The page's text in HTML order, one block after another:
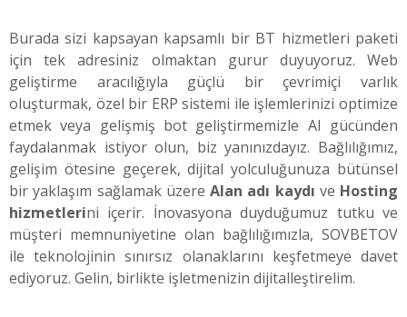
Burada sizi kapsayan kapsamlı bir BT hizmetleri paketi
için tek adresiniz olmaktan gurur duyuyoruz. Web
geliştirme aracılığıyla güçlü bir çevrimiçi varlık
oluşturmak, özel bir ERP sistemi ile işlemlerinizi optimize
etmek veya gelişmiş bot geliştirmemizle AI gücünden
faydalanmak istiyor olun, biz yanınızdayız. Bağlılığımız,
gelişim ötesine geçerek, dijital yolculuğunuza bütünsel
bir yaklaşım sağlamak üzere Alan adı kaydı ve Hosting
hizmetlerini içerir. İnovasyona duyduğumuz tutku ve
müşteri memnuniyetine olan bağlılığımızla, SOVBETOV
ile teknolojinin sınırsız olanaklarını keşfetmeye davet
ediyoruz. Gelin, birlikte işletmenizin dijitalleştirelim.